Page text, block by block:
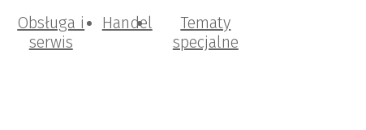
Obsługa i
serwis
Handel
Tematy
specjalne